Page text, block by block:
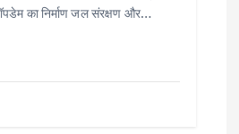
का निर्माण जल संरक्षण और…